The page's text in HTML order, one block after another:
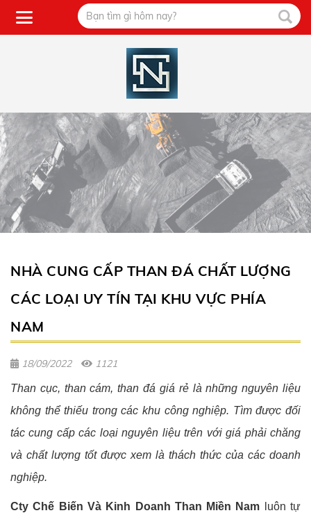
NHÀ CUNG CẤP THAN ĐÁ CHẤT LƯỢNG
CÁC LOẠI UY TÍN TẠI KHU VỰC PHÍA
NAM
18/09/2022 1121
Than cục, than cám, than đá giá rẻ là những nguyên liệu
không thể thiếu trong các khu công nghiệp. Tìm được đối
tác cung cấp các loại nguyên liệu trên với giá phải chăng
và chất lượng tốt được xem là thách thức của các doanh
nghiệp.
Cty Chế Biến Và Kinh Doanh Than Miền Nam luôn tự